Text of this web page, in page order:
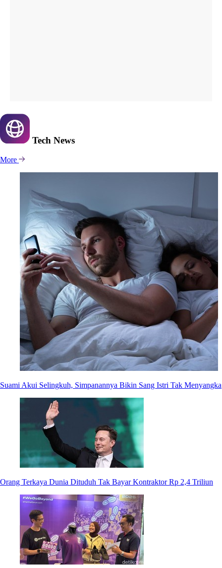
Tech News
More
Suami Akui Selingkuh, Simpanannya Bikin Sang Istri Tak Menyangka
Orang Terkaya Dunia Dituduh Tak Bayar Kontraktor Rp 2,4 Triliun